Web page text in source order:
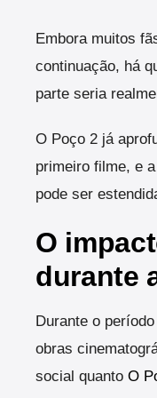
Embora muitos
continuação, há
parte seria
O Poço 2 já
primeiro filme, e
pode ser
O
durante
Durante o
obras
social quanto O